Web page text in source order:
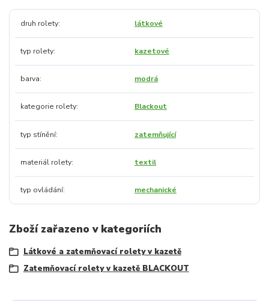
druh rolety látkové
typ rolety kazetové
barva modrá
kategorie rolety Blackout
typ stínění zatemňující
materiál rolety textil
typ ovládání mechanické
Zboží zařazeno v kategoriích
Látkové a zatemňovací rolety v kazetě
Zatemňovací rolety v kazetě BLACKOUT